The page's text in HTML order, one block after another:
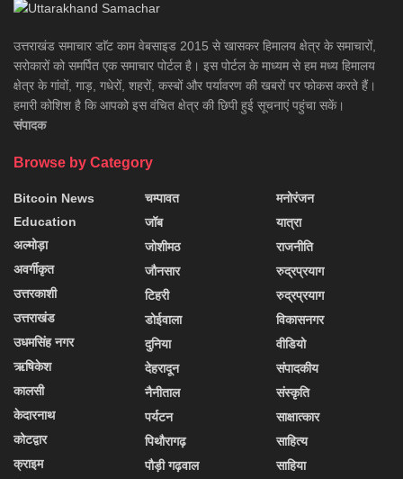
उत्तराखंड समाचार डाॅट काम वेबसाइड 2015 से खासकर हिमालय क्षेत्र के समाचारों,
सरोकारों को समर्पित एक समाचार पोर्टल है। इस पोर्टल के माध्यम से हम मध्य हिमालय
क्षेत्र के गांवों, गाड़, गधेरों, शहरों, कस्बों और पर्यावरण की खबरों पर फोकस करते हैं।
हमारी कोशिश है कि आपको इस वंचित क्षेत्र की छिपी हुई सूचनाएं पहुंचा सकें।
संपादक
Browse by Category
Bitcoin News
Education
अल्मोड़ा
अवर्गीकृत
उत्तरकाशी
उत्तराखंड
उधमसिंह नगर
ऋषिकेश
कालसी
केदारनाथ
कोटद्वार
क्राइम
चम्पावत
जॉब
जोशीमठ
जौनसार
टिहरी
डोईवाला
दुनिया
देहरादून
नैनीताल
पर्यटन
पिथौरागढ़
पौड़ी गढ़वाल
मनोरंजन
यात्रा
राजनीति
रुद्रप्रयाग
रुद्रप्रयाग
विकासनगर
वीडियो
संपादकीय
संस्कृति
साक्षात्कार
साहित्य
साहिया